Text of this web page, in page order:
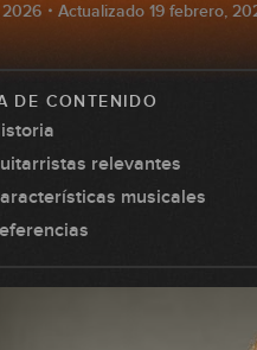
2026・Actualizado 19 febrero,
DE CONTENIDO
relevantes
musicales